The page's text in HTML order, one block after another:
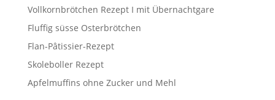
Vollkornbrötchen Rezept I mit Übernachtgare
Fluffig süsse Osterbrötchen
Flan-Pâtissier-Rezept
Skoleboller Rezept
Apfelmuffins ohne Zucker und Mehl